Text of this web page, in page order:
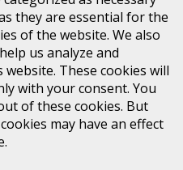
they are essential for the
of the website. We also
us analyze and
These cookies will
with your consent. You
of these cookies. But
may have an effect